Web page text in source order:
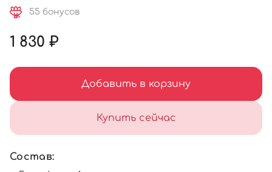
55 бонусов
1 830 ₽
Добавить в корзину
Купить сейчас
Состав: